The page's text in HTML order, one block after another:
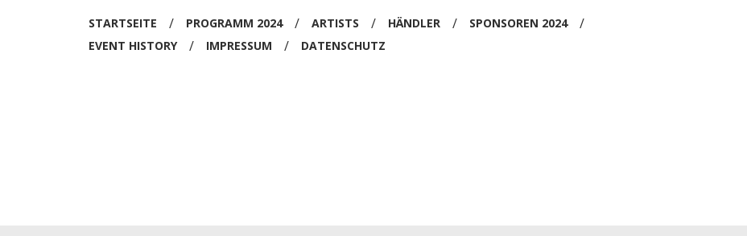
STARTSEITE / PROGRAMM 2024 / ARTISTS / HÄNDLER / SPONSOREN 2024 /
EVENT HISTORY / IMPRESSUM / DATENSCHUTZ